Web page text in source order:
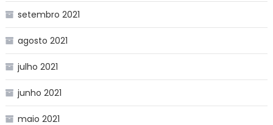
setembro 2021
agosto 2021
julho 2021
junho 2021
maio 2021